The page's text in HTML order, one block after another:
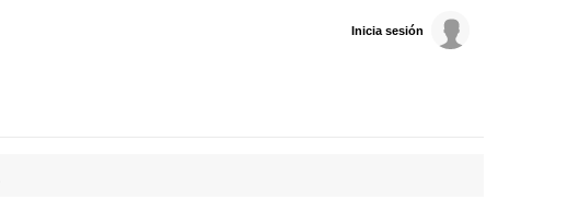
Inicia sesión